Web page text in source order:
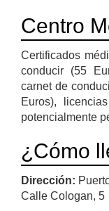
Centro
Certificados
conducir (55
carnet de
Euros),
potencialmente
¿Cómo
Dirección:
Calle Cologan, 5